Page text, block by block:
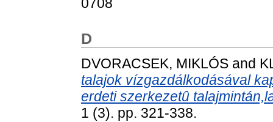
D
DVORACSEK, MIKLÓS and
talajok vízgazdálkodásával
erdeti szerkezetû
1 (3). pp. 321-338.